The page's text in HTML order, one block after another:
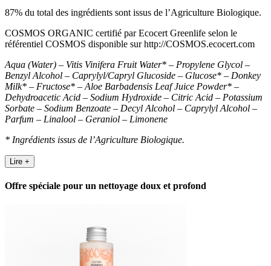
87% du total des ingrédients sont issus de l’Agriculture Biologique.
COSMOS ORGANIC certifié par Ecocert Greenlife selon le
référentiel COSMOS disponible sur http://COSMOS.ecocert.com
Aqua (Water) – Vitis Vinifera Fruit Water* – Propylene Glycol –
Benzyl Alcohol – Caprylyl/Capryl Glucoside – Glucose* – Donkey
Milk* – Fructose* – Aloe Barbadensis Leaf Juice Powder* –
Dehydroacetic Acid – Sodium Hydroxide – Citric Acid – Potassium
Sorbate – Sodium Benzoate – Decyl Alcohol – Caprylyl Alcohol –
Parfum – Linalool – Geraniol – Limonene
* Ingrédients issus de l’Agriculture Biologique.
Lire +
Offre spéciale pour un nettoyage doux et profond